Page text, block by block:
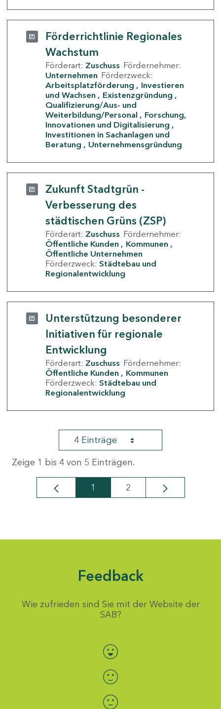
Förderrichtlinie Regionales
Wachstum
Förderart: Zuschuss Fördernehmer:
Unternehmen Förderzweck:
Arbeitsplatzförderung
Investieren
und Wachsen
Existenzgründung
Qualifizierung/Aus- und
Weiterbildung/Personal
Forschung,
Innovationen und Digitalisierung
Investitionen in Sachanlagen und
Beratung
Unternehmensgründung
Zukunft Stadtgrün -
Verbesserung des
städtischen Grüns (ZSP)
Förderart: Zuschuss Fördernehmer:
Öffentliche Kunden
Kommunen
Öffentliche Unternehmen
Förderzweck: Städtebau und
Regionalentwicklung
Unterstützung besonderer
Initiativen für regionale
Entwicklung
Förderart: Zuschuss Fördernehmer:
Öffentliche Kunden
Kommunen
Förderzweck: Städtebau und
Regionalentwicklung
4 Einträge
Zeige 1 bis 4 von 5 Einträgen.
Seite
1 Seite
2
Feedback
Wie zufrieden sind Sie mit der Website der
SAB?
Bewertung auswählen